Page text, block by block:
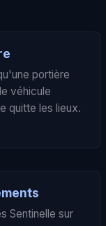
portière
véhicule
quitte les lieux.
Sentinelle sur